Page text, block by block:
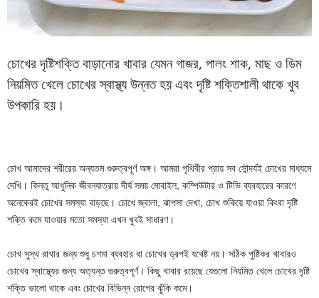
চোখের দৃষ্টিশক্তি বাড়ানোর খাবার যেমন গাজর, পালং শাক, মাছ ও ডিম
নিয়মিত খেলে চোখের স্বাস্থ্য উন্নত হয় এবং দৃষ্টি শক্তিশালী থাকে খুব
উপকারি হয়।
চোখ আমাদের শরীরের অন্যতম গুরুত্বপূর্ণ অঙ্গ। আমরা পৃথিবীর প্রায় সব সৌন্দর্যই চোখের মাধ্যমে
দেখি। কিন্তু আধুনিক জীবনযাত্রায় দীর্ঘ সময় মোবাইল, কম্পিউটার ও টিভি ব্যবহারের কারণে
অনেকেরই চোখের সমস্যা বাড়ছে। চোখে জ্বালা, ঝাপসা দেখা, চোখ শুকিয়ে যাওয়া কিংবা দৃষ্টি
শক্তি কমে যাওয়ার মতো সমস্যা এখন খুবই সাধারণ।
চোখ সুস্থ রাখার জন্য শুধু চশমা ব্যবহার বা চোখের ড্রপই যথেষ্ট নয়। সঠিক পুষ্টিকর খাবারও
চোখের স্বাস্থ্যের জন্য অত্যন্ত গুরুত্বপূর্ণ। কিছু খাবার রয়েছে যেগুলো নিয়মিত খেলে চোখের দৃষ্টি
শক্তি ভালো থাকে এবং চোখের বিভিন্ন রোগের ঝুঁকি কমে।